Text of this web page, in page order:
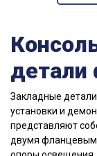
детали
Закладные
установки и
представляют
двумя